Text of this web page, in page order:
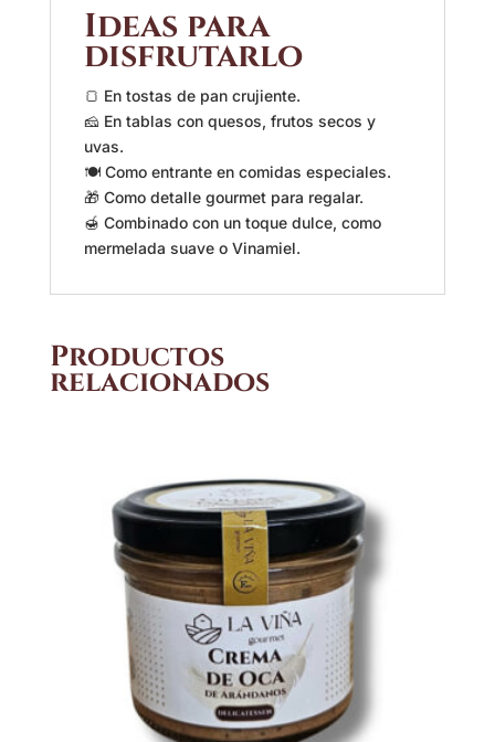
Ideas para
disfrutarlo
🍞 En tostas de pan crujiente.
🧀 En tablas con quesos, frutos secos y
uvas.
🍽️ Como entrante en comidas especiales.
🎁 Como detalle gourmet para regalar.
🍯 Combinado con un toque dulce, como
mermelada suave o Vinamiel.
Productos
relacionados